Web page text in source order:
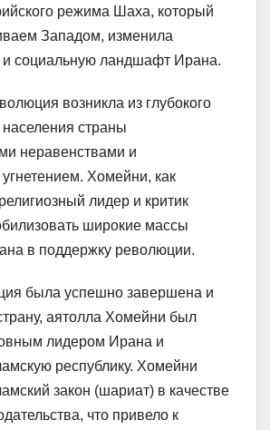
режима Шаха, который
Западом, изменила
и социальную ландшафт Ирана.
возникла из глубокого
страны
неравенствами и
Хомейни, как
лидер и критик
широкие массы
в поддержку революции.
была успешно завершена и
аятолла Хомейни был
лидером Ирана и
республику. Хомейни
закон (шариат) в качестве
что привело к